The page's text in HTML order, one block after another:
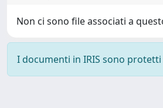
Non ci sono file associati a
I documenti in IRIS sono